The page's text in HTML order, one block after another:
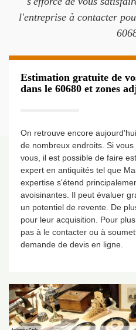
l'entreprise à contacter
Estimation gratuite de
dans le 60680 et zones
On retrouve encore
de nombreux endroits. Si
vous, il est possible de faire
expert en antiquités tel que
expertise s'étend
avoisinantes. Il peut évaluer
un potentiel de revente. De
pour leur acquisition. Pour
pas à le contacter ou à
demande de devis en ligne.